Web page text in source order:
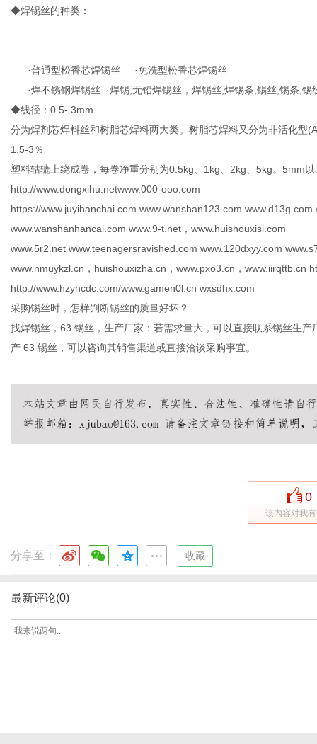
◆焊锡丝的种类：
·普通型松香芯焊锡丝 ·免洗型松香芯焊锡丝
·焊不锈钢焊锡丝 ·焊锡,无铅焊锡丝，焊锡丝,焊锡条,锡丝,锡条,锡
◆线径：0.5- 3mm
分为焊剂芯焊料丝和树脂芯焊料两大类。树脂芯焊料又分为非活化型
1.5-3％
塑料轱辘上绕成卷，每卷净重分别为0.5kg、1kg、2kg、5kg。5mm
http://www.dongxihu.netwww.000-ooo.com
https://www.juyihanchai.com www.wanshan123.com
www.wanshanhancai.com www.9-t.net，www.huishouxisi.com
www.5r2.net www.teenagersravished.com www.120dxyy.com
www.nmuykzl.cn，huishouxizha.cn，www.pxo3.cn，www.iirqttb.cn
http://www.hzyhcdc.com/www.gamen0l.cn wxsdhx.com
采购锡丝时，怎样判断锡丝的质量好坏？
找焊锡丝，63 锡丝，生产厂家：若需求量大，可以直接联系锡丝生
产 63 锡丝，可以咨询其销售渠道或直接洽谈采购事宜。
0
该内容对我
分享至： 收藏
最新评论(0)